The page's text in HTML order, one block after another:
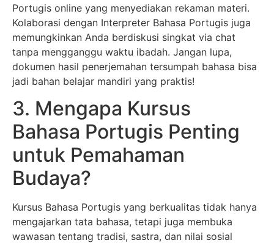
Portugis online yang menyediakan rekaman materi.
Kolaborasi dengan Interpreter Bahasa Portugis juga
memungkinkan Anda berdiskusi singkat via chat
tanpa mengganggu waktu ibadah. Jangan lupa,
dokumen hasil penerjemahan tersumpah bahasa bisa
jadi bahan belajar mandiri yang praktis!
3. Mengapa Kursus
Bahasa Portugis Penting
untuk Pemahaman
Budaya?
Kursus Bahasa Portugis yang berkualitas tidak hanya
mengajarkan tata bahasa, tetapi juga membuka
wawasan tentang tradisi, sastra, dan nilai sosial